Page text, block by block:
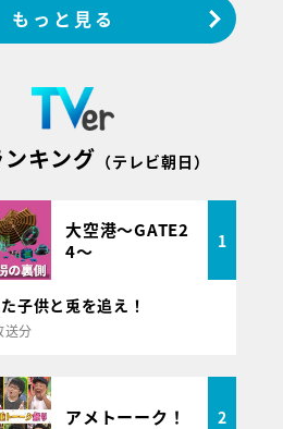
もっと見る
キング （テレビ朝日）
大空港～GATE2
4～
1
子供と兎を追え！
送分
アメトーーク！ 2